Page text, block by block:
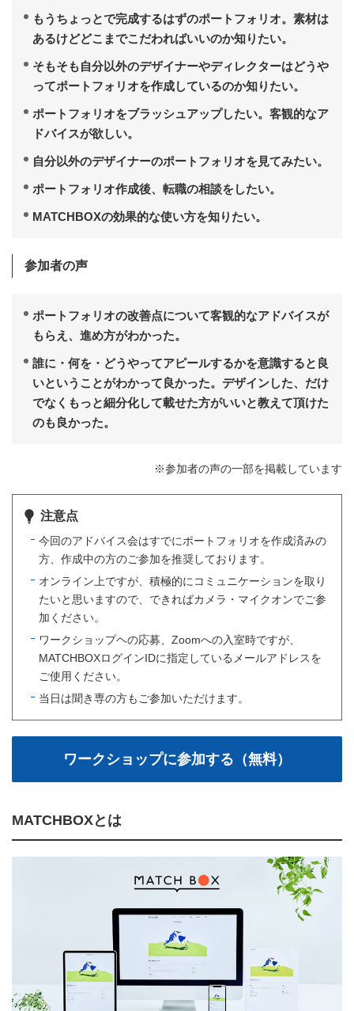
もうちょっとで完成するはずのポートフォリオ。素材は
あるけどどこまでこだわればいいのか知りたい。
そもそも自分以外のデザイナーやディレクターはどうや
ってポートフォリオを作成しているのか知りたい。
ポートフォリオをブラッシュアップしたい。客観的なア
ドバイスが欲しい。
自分以外のデザイナーのポートフォリオを見てみたい。
ポートフォリオ作成後、転職の相談をしたい。
MATCHBOXの効果的な使い方を知りたい。
参加者の声
ポートフォリオの改善点について客観的なアドバイスが
もらえ、進め方がわかった。
誰に・何を・どうやってアピールするかを意識すると良
いということがわかって良かった。デザインした、だけ
でなくもっと細分化して載せた方がいいと教えて頂けた
のも良かった。
※参加者の声の一部を掲載しています
注意点
今回のアドバイス会はすでにポートフォリオを作成済みの
方、作成中の方のご参加を推奨しております。
オンライン上ですが、積極的にコミュニケーションを取り
たいと思いますので、できればカメラ・マイクオンでご参
加ください。
ワークショップヘの応募、Zoomへの入室時ですが、
MATCHBOXログインIDに指定しているメールアドレスを
ご使用ください。
当日は聞き専の方もご参加いただけます。
MATCHBOXとは